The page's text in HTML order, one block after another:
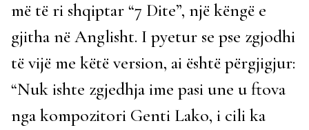
më të ri shqiptar “7 Dite”, një këngë e
gjitha në Anglisht. I pyetur se pse zgjodhi
të vijë me këtë version, ai është përgjigjur:
“Nuk ishte zgjedhja ime pasi une u ftova
nga kompozitori Genti Lako, i cili ka